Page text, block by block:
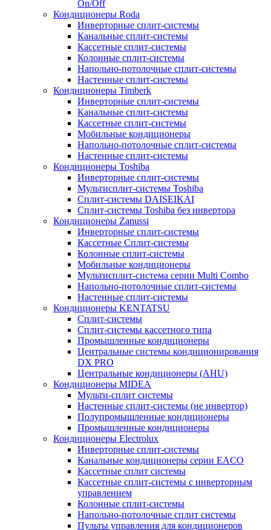
On/Off
Кондиционеры Roda
Инверторные сплит-системы
Канальные сплит-системы
Кассетные сплит-системы
Колонные сплит-системы
Напольно-потолочные сплит-системы
Настенные сплит-системы
Кондиционеры Timberk
Инверторные сплит-системы
Канальные сплит-системы
Кассетные сплит-системы
Мобильные кондиционеры
Напольно-потолочные сплит-системы
Настенные сплит-системы
Кондиционеры Toshiba
Инверторные сплит-системы
Мультисплит-системы Toshiba
Сплит-системы DAISEIKAI
Сплит-системы Toshiba без инвертора
Кондиционеры Zanussi
Инверторные сплит-системы
Кассетные Сплит-системы
Колонные сплит-системы
Мобильные кондиционеры
Мультисплит-система серии Multi Combo
Напольно-потолочные сплит-системы
Настенные сплит-системы
Кондиционеры KENTATSU
Сплит-системы
Сплит-системы кассетного типа
Промышленные кондиционеры
Центральные системы кондиционирования
DX PRO
Центральные кондиционеры (AHU)
Кондиционеры MIDEA
Мульти-сплит системы
Настенные сплит-системы (не инвертор)
Полупромышленные кондиционеры
Промышленные кондиционеры
Кондиционеры Electrolux
Инверторные сплит-системы
Канальные кондиционеры серии EACO
Кассетные сплит системы
Кассетные сплит-системы с инверторным
управлением
Колонные сплит-системы
Напольно-потолочные сплит системы
Пульты управления для кондиционеров